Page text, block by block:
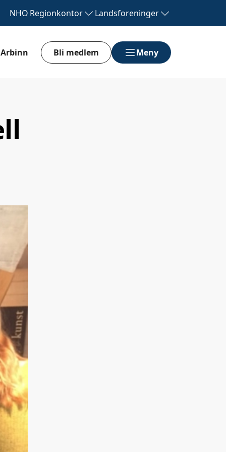
NHO Regionkontor Landsforeninger
Arbinn Bli medlem Meny